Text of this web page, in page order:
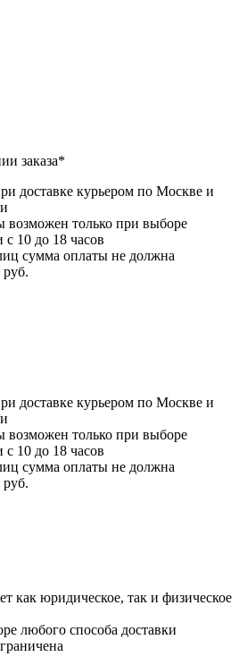
заказа*
доставке курьером по Москве и
возможен только при выборе
с 10 до 18 часов
сумма оплаты не должна
доставке курьером по Москве и
возможен только при выборе
с 10 до 18 часов
сумма оплаты не должна
как юридическое, так и физическое
любого способа доставки